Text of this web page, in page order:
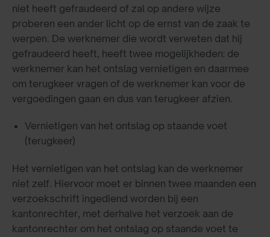
niet heeft gefraudeerd of zal op andere wijze
proberen een ander licht op de ernst van de zaak te
werpen. De werknemer die wordt verweten dat hij
gefraudeerd heeft, heeft twee mogelijkheden: de
werknemer kan het ontslag vernietigen en daarmee
om terugkeer vragen of de werknemer kan voor de
vergoedingen gaan en dus van terugkeer afzien.
Vernietigen van het ontslag op staande voet
(terugkeer)
Het vernietigen van het ontslag kan de werknemer
niet zelf. Hiervoor moet er binnen twee maanden een
verzoekschrift ingediend worden bij een
kantonrechter, met derhalve het verzoek aan de
kantonrechter om het ontslag op staande voet te